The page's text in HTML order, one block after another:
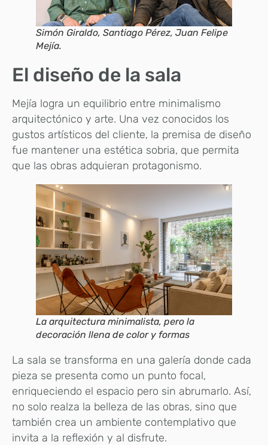
Simón Giraldo, Santiago Pérez, Juan Felipe
Mejía.
El diseño de la sala
Mejía logra un equilibrio entre minimalismo
arquitectónico y arte. Una vez conocidos los
gustos artísticos del cliente, la premisa de diseño
fue mantener una estética sobria, que permita
que las obras adquieran protagonismo.
La arquitectura minimalista, pero la
decoración llena de color y formas
La sala se transforma en una galería donde cada
pieza se presenta como un punto focal,
enriqueciendo el espacio pero sin abrumarlo. Así,
no solo realza la belleza de las obras, sino que
también crea un ambiente contemplativo que
invita a la reflexión y al disfrute.